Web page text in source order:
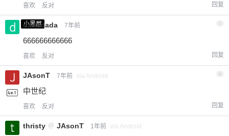
喜欢 反对 回复
小黑屋
dadadada 7年前 7
666666666666
喜欢 反对 回复
JAsonT 7年前 via Android
中世纪
喜欢 反对 回复
thristy @ JAsonT 1年前 via Android